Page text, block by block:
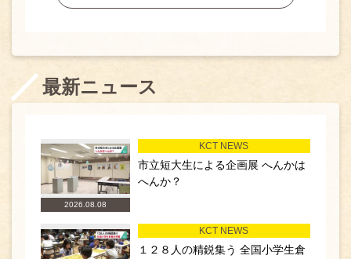
最新ニュース
2026.08.08
KCT NEWS
市立短大生による企画展 へんかは
へんか？
KCT NEWS
１２８人の精鋭集う 全国小学生倉